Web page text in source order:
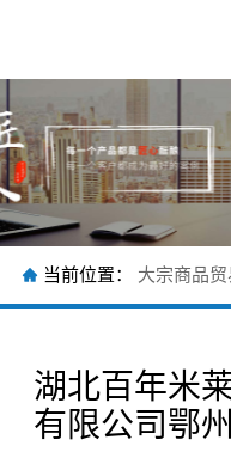
当前位置： 大宗商品贸
湖北百年米
有限公司鄂